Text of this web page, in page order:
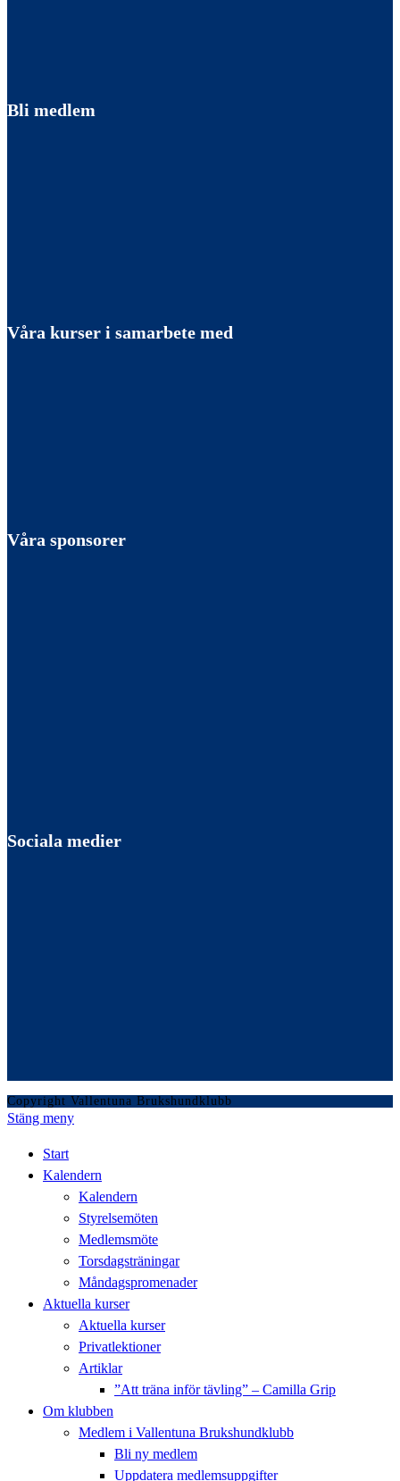
Bli medlem
Våra kurser i samarbete med
Våra sponsorer
Sociala medier
Copyright Vallentuna Brukshundklubb
Stäng meny
Start
Kalendern
Kalendern
Styrelsemöten
Medlemsmöte
Torsdagsträningar
Måndagspromenader
Aktuella kurser
Aktuella kurser
Privatlektioner
Artiklar
”Att träna inför tävling” – Camilla Grip
Om klubben
Medlem i Vallentuna Brukshundklubb
Bli ny medlem
Uppdatera medlemsuppgifter